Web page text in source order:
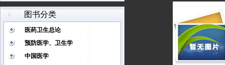
图书分类
医药卫生总论
预防医学、卫生学
中国医学